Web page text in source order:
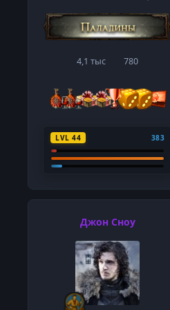
4,1 тыссообщения
780Репутация
LVL 44 383
Джон Сноу